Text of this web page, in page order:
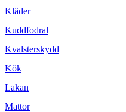
Kläder
Kuddfodral
Kvalsterskydd
Kök
Lakan
Mattor